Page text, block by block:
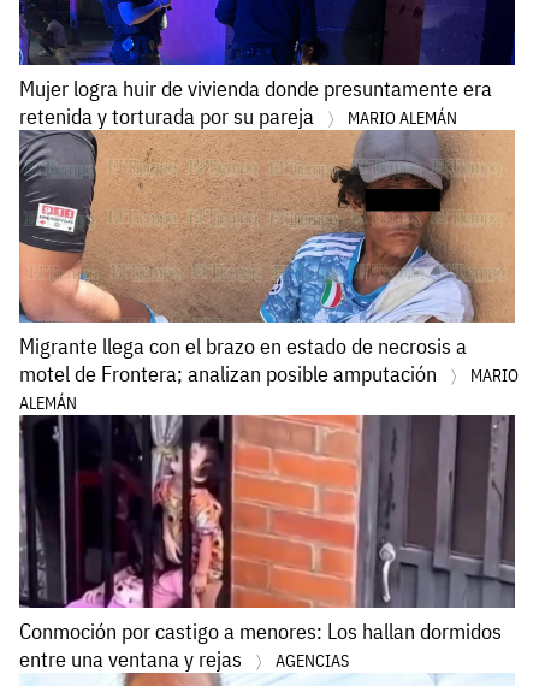
Mujer logra huir de vivienda donde presuntamente era
retenida y torturada por su pareja
MARIO ALEMÁN
Migrante llega con el brazo en estado de necrosis a
motel de Frontera; analizan posible amputación
MARIO
ALEMÁN
Conmoción por castigo a menores: Los hallan dormidos
entre una ventana y rejas
AGENCIAS